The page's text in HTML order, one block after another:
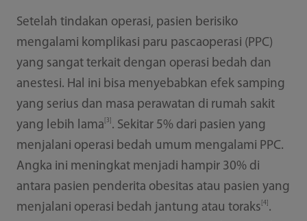
Setelah tindakan operasi, pasien berisiko
mengalami komplikasi paru pascaoperasi (PPC)
yang sangat terkait dengan operasi bedah dan
anestesi. Hal ini bisa menyebabkan efek samping
yang serius dan masa perawatan di rumah sakit
yang lebih lama [3] . Sekitar 5% dari pasien yang
menjalani operasi bedah umum mengalami PPC.
Angka ini meningkat menjadi hampir 30% di
antara pasien penderita obesitas atau pasien yang
menjalani operasi bedah jantung atau toraks [4] .